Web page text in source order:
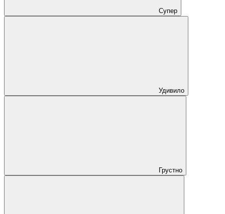
Супер
Удивило
Грустно